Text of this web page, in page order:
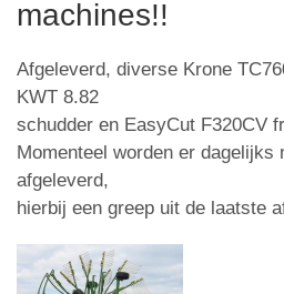
machines!!
Afgeleverd, diverse Krone
KWT 8.82
schudder en EasyCut F320CV
Momenteel worden er dagelijks
afgeleverd,
hierbij een greep uit de laatste